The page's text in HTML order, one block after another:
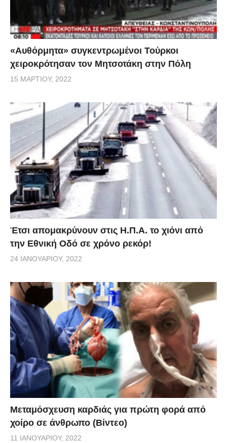
«Αυθόρμητα» συγκεντρωμένοι Τούρκοι
χειροκρότησαν τον Μητσοτάκη στην Πόλη
15 ΜΑΡΤΊΟΥ, 2022
Έτσι απομακρύνουν στις Η.Π.Α. το χιόνι από
την Εθνική Οδό σε χρόνο ρεκόρ!
24 ΙΑΝΟΥΑΡΊΟΥ, 2022
Μεταμόσχευση καρδιάς για πρώτη φορά από
χοίρο σε άνθρωπο (Βίντεο)
11 ΙΑΝΟΥΑΡΊΟΥ, 2022